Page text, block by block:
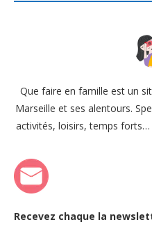
Que faire en famille est un
Marseille et ses alentours.
activités, loisirs, temps
Recevez chaque la